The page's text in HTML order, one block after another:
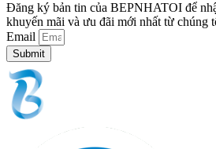
Đăng ký bản tin của BEPNHATOI để
khuyến mãi và ưu đãi mới nhất từ chúng
Email
Submit